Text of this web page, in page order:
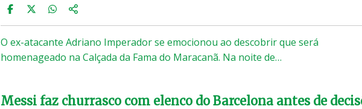
O ex-atacante Adriano Imperador se emocionou ao descobrir que será
homenageado na Calçada da Fama do Maracanã. Na noite de…
Messi faz churrasco com elenco do Barcelona antes de